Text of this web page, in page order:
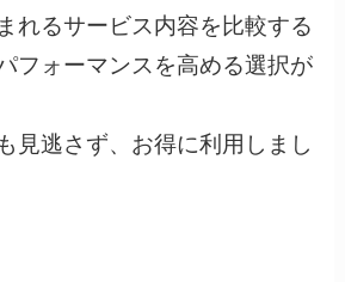
れるサービス内容を比較する
フォーマンスを高める選択が
見逃さず、お得に利用しまし